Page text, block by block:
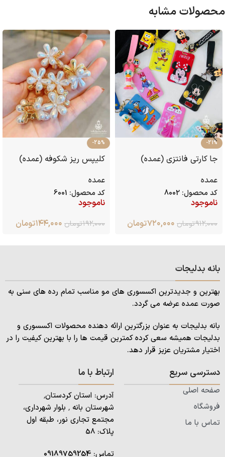
محصولات مشابه
-21%
جا کارتی فانتزی (عمده)
عمده
کد محصول: 8002
ناموجود
۹۱۲,۰۰۰تومان ۷۲۰,۰۰۰تومان
-25%
کلیپس ریز شکوفه (عمده)
عمده
کد محصول: 6001
ناموجود
۱۹۲,۰۰۰تومان ۱۴۴,۰۰۰تومان
بانه بدلیجات
بهترین و جدیدترین اکسسوری های مو مناسب تمام رده های سنی به
صورت عمده عرضه می گردد.
بانه بدلیجات به عنوان بزرگترین ارائه دهنده محصولات اکسسوری و
بدلیجات همیشه سعی کرده کمترین قیمت ها را با بهترین کیفیت را در
اختیار مشتریان عزیز قرار دهد.
دسترسی سریع
صفحه اصلی
فروشگاه
تماس با ما
ارتباط با ما
آدرس: استان کردستان٬
شهرستان بانه ٬ بلوار شهرداری،
مجتمع تجاری نور، طبقه اول
پلاک: 58
تماس: 09189759254